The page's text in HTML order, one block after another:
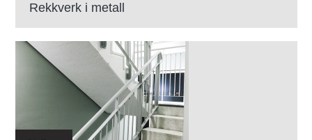
Rekkverk i metall